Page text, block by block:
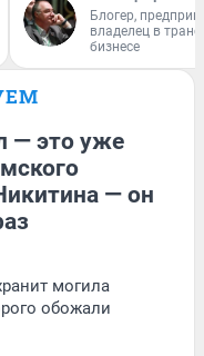
Блогер,
владелец в
бизнесе
— это уже
— он
могила
обожали